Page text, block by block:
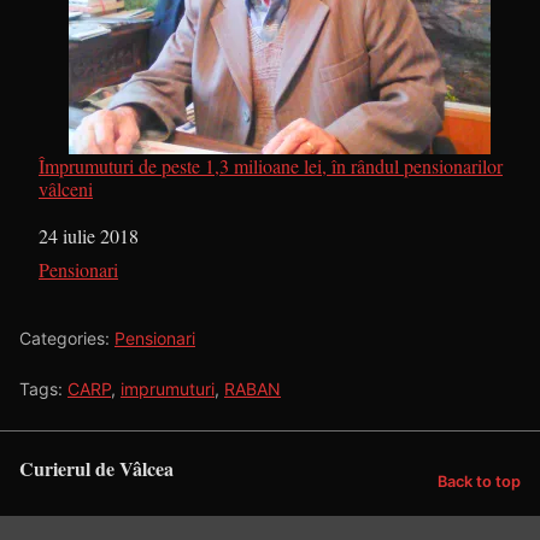
Împrumuturi de peste 1,3 milioane lei, în rândul pensionarilor
vâlceni
Dată
24 iulie 2018
În legătură cu
Pensionari
Categories: Pensionari
Tags: CARP, imprumuturi, RABAN
Curierul de Vâlcea Back to top